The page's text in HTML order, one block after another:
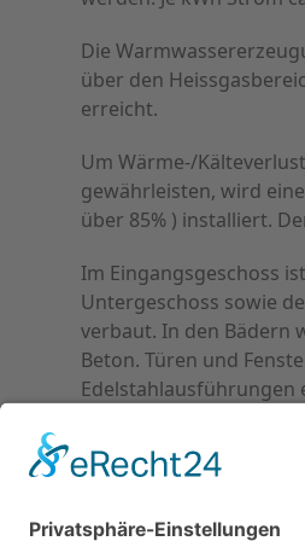
Die
über den
erreicht.
Um Wärme-/
gewährleisten, wird
über 85% ) installiert.
Im Eingangsgeschoss
Untergeschoss sowie
verbaut. In den Bädern
Beton. Türen und
Edelstahlausführungen
verputzt. Die
Steckdosen in